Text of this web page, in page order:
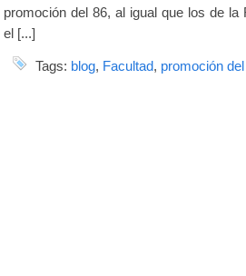
promoción del 86, al igual que los de
el [...]
Tags: blog, Facultad, promoción